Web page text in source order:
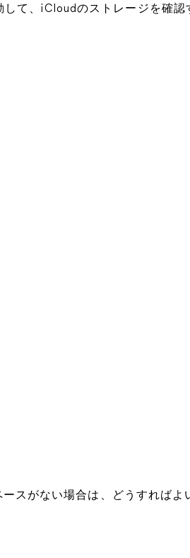
て、iCloudのストレージを確認
スがない場合は、どうすればよ